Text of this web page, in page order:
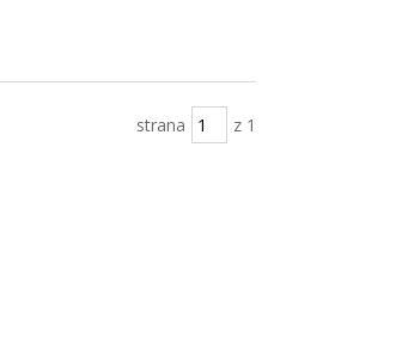
strana z 1